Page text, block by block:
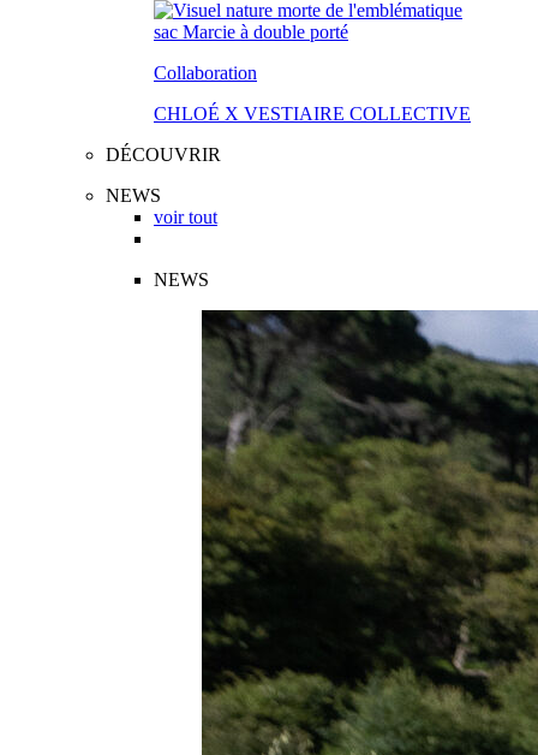
Collaboration
CHLOÉ X VESTIAIRE COLLECTIVE
DÉCOUVRIR
NEWS
voir tout
NEWS